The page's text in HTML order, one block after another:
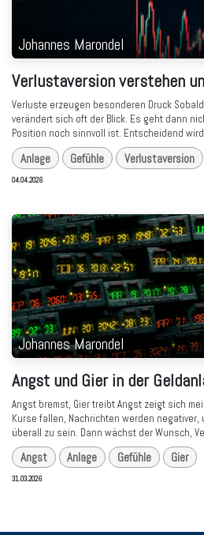
Johannes Marondel
Verlustaversion verstehen
Verluste erzeugen besonderen Druck
verändert sich oft der Blick. Es geht dann
Position noch sinnvoll ist. Entscheidend
Anlage Gefühle Verlustaversion
04.04.2026
Johannes Marondel
Angst und Gier in der
Angst bremst, Gier treibt Angst zeigt sich
Kurse fallen, Nachrichten werden
überall zu sein. Dann wächst der Wunsch,
Angst Anlage Gefühle Gier
31.03.2026